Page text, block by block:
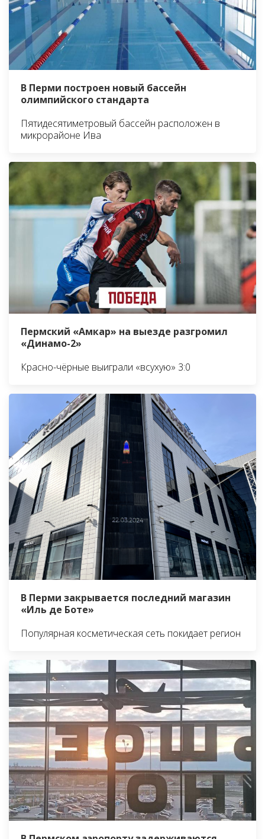
В Перми построен новый бассейн
олимпийского стандарта
Пятидесятиметровый бассейн расположен в
микрорайоне Ива
Пермский «Амкар» на выезде разгромил
«Динамо-2»
Красно-чёрные выиграли «всухую» 3:0
В Перми закрывается последний магазин
«Иль де Боте»
Популярная косметическая сеть покидает регион